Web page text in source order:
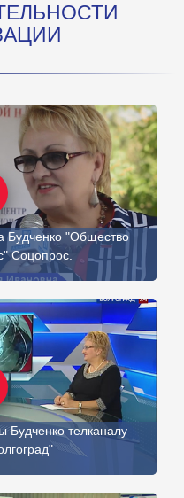
Будченко "Общество
Соцопрос.
Будченко телканалу